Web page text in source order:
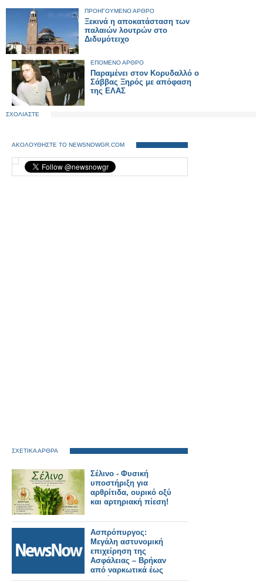
ΠΡΟΗΓΟΥΜΕΝΟ ΑΡΘΡΟ
Ξεκινά η αποκατάσταση των
παλαιών λουτρών στο
Διδυμότειχο
ΕΠΟΜΕΝΟ ΑΡΘΡΟ
Παραμένει στον Κορυδαλλό ο
Σάββας Ξηρός με απόφαση
της ΕΛΑΣ
ΣΧΟΛΙΑΣΤΕ
ΑΚΟΛΟΥΘΗΣΤΕ ΤΟ NEWSNOWGR.COM
ΣΧΕΤΙΚΑ ΑΡΘΡΑ
Σέλινο - Φυσική
υποστήριξη για
αρθρίτιδα, ουρικό οξύ
και αρτηριακή πίεση!
Ασπρόπυργος:
Μεγάλη αστυνομική
επιχείρηση της
Ασφάλειας – Βρήκαν
από ναρκωτικά έως
υλικό του ΟΣΕ